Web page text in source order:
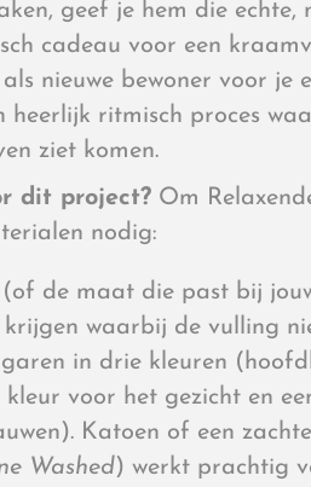
geef je hem die echte,
cadeau voor een
nieuwe bewoner voor je
heerlijk ritmisch proces
ziet komen.
dit project? Om
nodig:
(of de maat die past bij
waarbij de vulling
garen in drie kleuren
voor het gezicht en
Katoen of een
Washed) werkt prachtig